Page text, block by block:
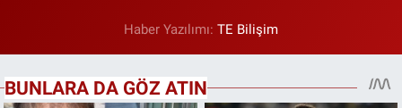
Haber Yazılımı: TE Bilişim